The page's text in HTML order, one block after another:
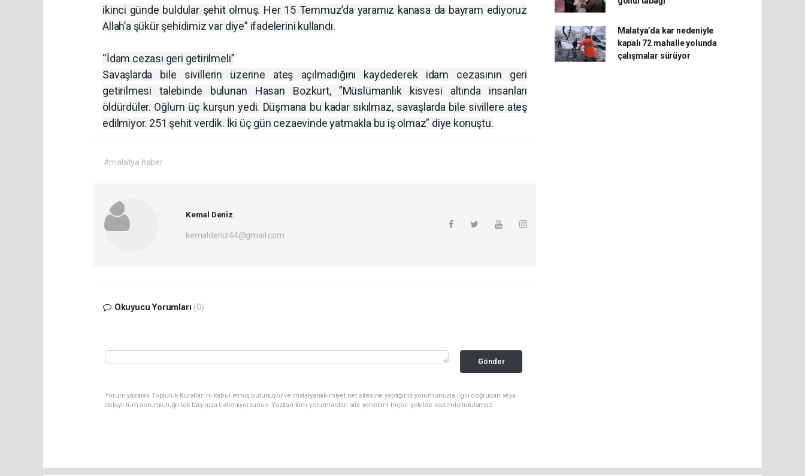
ikinci günde buldular şehit olmuş. Her 15 Temmuz’da yaramız kanasa da bayram ediyoruz
Allah’a şükür şehidimiz var diye” ifadelerini kullandı.
“İdam cezası geri getirilmeli”
Savaşlarda bile sivillerin üzerine ateş açılmadığını kaydederek idam cezasının geri
getirilmesi talebinde bulunan Hasan Bozkurt, ”Müslümanlık kisvesi altında insanları
öldürdüler. Oğlum üç kurşun yedi. Düşmana bu kadar sıkılmaz, savaşlarda bile sivillere ateş
edilmiyor. 251 şehit verdik. İki üç gün cezaevinde yatmakla bu iş olmaz” diye konuştu.
#malatya haber
Kemal Deniz
kemaldeniz44@gmail.com
Okuyucu Yorumları (0)
Gönder
Yorum yazarak Topluluk Kuralları’nı kabul etmiş bulunuyor ve malatyahakimiyet.net sitesine yaptığınız yorumunuzla ilgili doğrudan veya
dolaylı tüm sorumluluğu tek başınıza üstleniyorsunuz. Yazılan tüm yorumlardan site yönetimi hiçbir şekilde sorumlu tutulamaz.
Malatya’da kar nedeniyle
kapalı 72 mahalle yolunda
çalışmalar sürüyor